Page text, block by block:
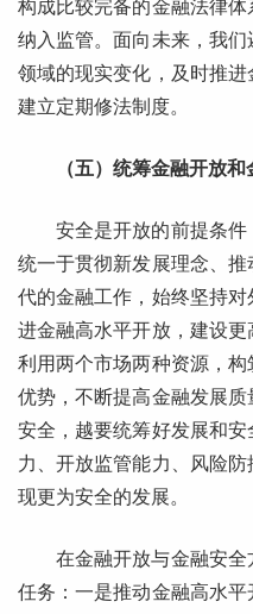
构成比较完备的金融法律
纳入监管。面向未来，我
领域的现实变化，及时推进
建立定期修法制度。
（五）统筹金融开放
安全是开放的前提条
统一于贯彻新发展理念、
代的金融工作，始终坚持
进金融高水平开放，建设
利用两个市场两种资源，
优势，不断提高金融发展
安全，越要统筹好发展和
力、开放监管能力、风险
现更为安全的发展。
在金融开放与金融安
任务：一是推动金融高水